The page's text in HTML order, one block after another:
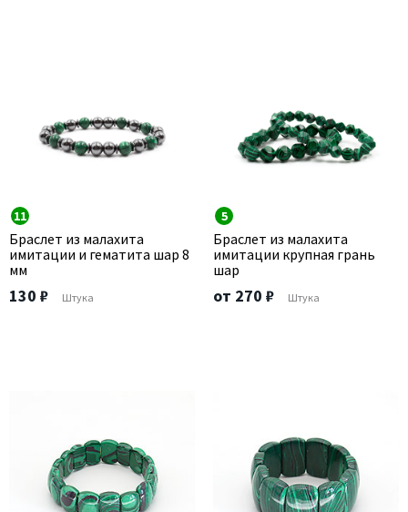
11
Браслет из малахита
имитации и гематита шар 8
мм
130 ₽ Штука
5
Браслет из малахита
имитации крупная грань
шар
от 270 ₽ Штука